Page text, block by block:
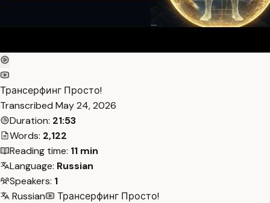
Трансерфинг Просто!
Transcribed May 24, 2026
Duration: 21:53
Words: 2,122
Reading time: 11 min
Language: Russian
Speakers: 1
Russian
Трансерфинг Просто!